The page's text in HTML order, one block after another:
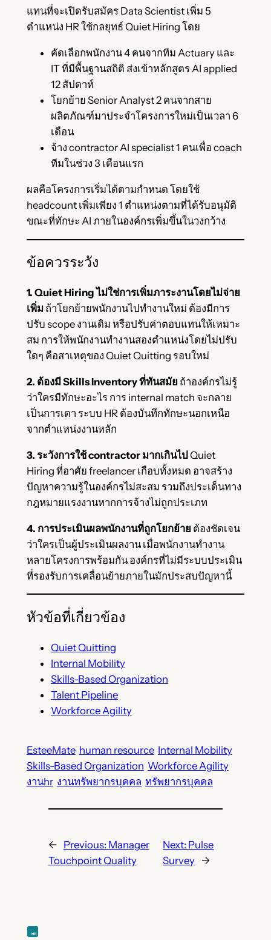
แทนที่จะเปิดรับสมัคร Data Scientist เพิ่ม 5
ตำแหน่ง HR ใช้กลยุทธ์ Quiet Hiring โดย
คัดเลือกพนักงาน 4 คนจากทีม Actuary และ
IT ที่มีพื้นฐานสถิติ ส่งเข้าหลักสูตร AI applied
12 สัปดาห์
โยกย้าย Senior Analyst 2 คนจากสาย
ผลิตภัณฑ์มาประจำโครงการใหม่เป็นเวลา 6
เดือน
จ้าง contractor AI specialist 1 คนเพื่อ coach
ทีมในช่วง 3 เดือนแรก
ผลคือโครงการเริ่มได้ตามกำหนด โดยใช้
headcount เพิ่มเพียง 1 ตำแหน่งตามที่ได้รับอนุมัติ
ขณะที่ทักษะ AI ภายในองค์กรเพิ่มขึ้นในวงกว้าง
ข้อควรระวัง
1. Quiet Hiring ไม่ใช่การเพิ่มภาระงานโดยไม่จ่าย
เพิ่มถ้าโยกย้ายพนักงานไปทำงานใหม่ ต้องมีการ
ปรับ scope งานเดิม หรือปรับค่าตอบแทนให้เหมาะ
สม การให้พนักงานทำงานสองตำแหน่งโดยไม่ปรับ
ใดๆ คือสาเหตุของ Quiet Quitting รอบใหม่
2. ต้องมี Skills Inventory ที่ทันสมัย ถ้าองค์กรไม่รู้
ว่าใครมีทักษะอะไร การ internal match จะกลาย
เป็นการเดา ระบบ HR ต้องบันทึกทักษะนอกเหนือ
จากตำแหน่งงานหลัก
3. ระวังการใช้ contractor มากเกินไปQuiet
Hiring ที่อาศัย freelancer เกือบทั้งหมด อาจสร้าง
ปัญหาความรู้ในองค์กรไม่สะสม รวมถึงประเด็นทาง
กฎหมายแรงงานหากการจ้างไม่ถูกประเภท
4. การประเมินผลพนักงานที่ถูกโยกย้าย ต้องชัดเจน
ว่าใครเป็นผู้ประเมินผลงาน เมื่อพนักงานทำงาน
หลายโครงการพร้อมกัน องค์กรที่ไม่มีระบบประเมิน
ที่รองรับการเคลื่อนย้ายภายในมักประสบปัญหานี้
หัวข้อที่เกี่ยวข้อง
Quiet Quitting
Internal Mobility
Skills-Based Organization
Talent Pipeline
Workforce Agility
EsteeMate human resource Internal Mobility
Skills-Based Organization Workforce Agility
งานhr งานทรัพยากรบุคคล ทรัพยากรบุคคล
← Previous: Manager
Touchpoint Quality
Next: Pulse
Survey →